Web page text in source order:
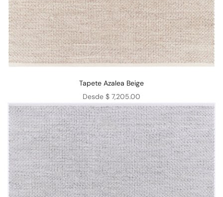
Tapete Azalea Beige
Precio de oferta
Desde $ 7,205.00